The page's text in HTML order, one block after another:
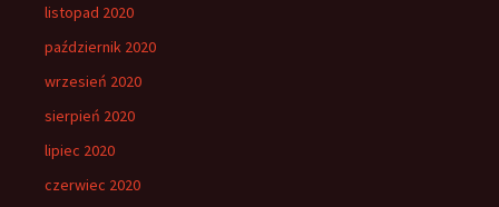
listopad 2020
październik 2020
wrzesień 2020
sierpień 2020
lipiec 2020
czerwiec 2020